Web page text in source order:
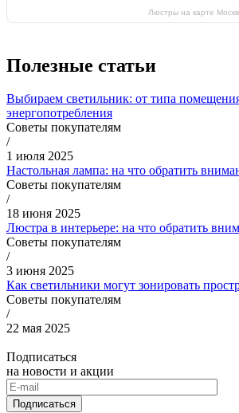
Люстры на карте
Полезные статьи
Выбираем светильник: от типа
энергопотребления
Советы покупателям
/
1 июля 2025
Настольная лампа: на что обратить
Советы покупателям
/
18 июня 2025
Люстра в интерьере: на что обратить
Советы покупателям
/
3 июня 2025
Как светильники могут зонировать
Советы покупателям
/
22 мая 2025
Подписаться
на новости и акции
Подписаться